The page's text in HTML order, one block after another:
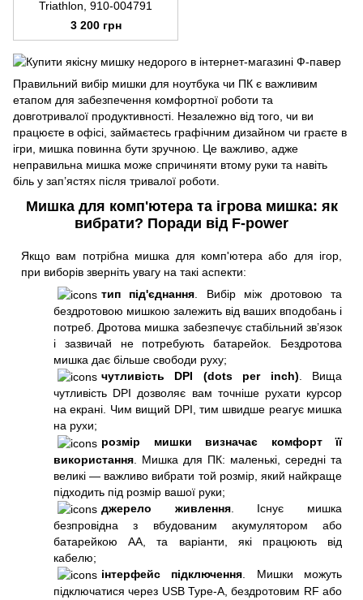
Triathlon, 910-004791
3 200 грн
Правильний вибір мишки для ноутбука чи ПК є важливим
етапом для забезпечення комфортної роботи та
довготривалої продуктивності. Незалежно від того, чи ви
працюєте в офісі, займаєтесь графічним дизайном чи граєте в
ігри, мишка повинна бути зручною. Це важливо, адже
неправильна мишка може спричиняти втому руки та навіть
біль у зап’ястях після тривалої роботи.
Мишка для комп'ютера та ігрова мишка: як
вибрати? Поради від F-power
Якщо вам потрібна мишка для комп'ютера або для ігор,
при виборів зверніть увагу на такі аспекти:
тип під'єднання . Вибір між дротовою та
бездротовою мишкою залежить від ваших вподобань і
потреб. Дротова мишка забезпечує стабільний зв’язок
і зазвичай не потребують батарейок. Бездротова
мишка дає більше свободи руху;
чутливість DPI (dots per inch) . Вища
чутливість DPI дозволяє вам точніше рухати курсор
на екрані. Чим вищий DPI, тим швидше реагує мишка
на рухи;
розмір мишки визначає комфорт її
використання . Мишка для ПК: маленькі, середні та
великі — важливо вибрати той розмір, який найкраще
підходить під розмір вашої руки;
джерело живлення. Існує мишка
безпровідна з вбудованим акумулятором або
батарейкою АА, та варіанти, які працюють від
кабелю;
інтерфейс підключення . Мишки можуть
підключатися через USB Type-A, бездротовим RF або